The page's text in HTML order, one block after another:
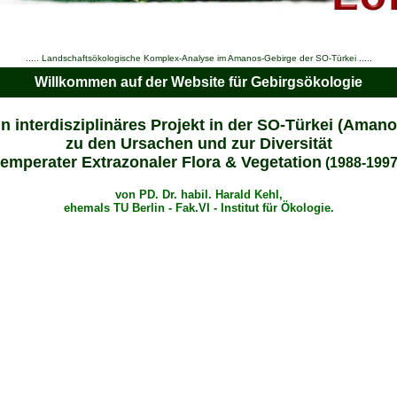
..... Landschaftsökologische Komplex-Analyse im Amanos-Gebirge der SO-Türkei .....
Willkommen auf der Website für Gebirgsökologie
interdisziplinäres Projekt in der SO-Türkei
zu den Ursachen und zur Diversität
Extrazonaler Flora & Vegetation (1988-
von PD. Dr. habil. Harald Kehl,
ehemals TU Berlin- Fak.VI - Institut für Ökologie.